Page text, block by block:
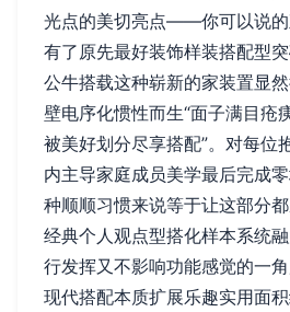
光点的美切亮点——你可以说的
有了原先最好装饰样装搭配型
公牛搭载这种崭新的家装置显
壁电序化惯性而生“面子满目疮
被美好划分尽享搭配”。对每位
内主导家庭成员美学最后完成
种顺顺习惯来说等于让这部分
经典个人观点型搭化样本系统
行发挥又不影响功能感觉的一
现代搭配本质扩展乐趣实用面